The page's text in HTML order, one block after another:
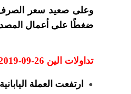
وعلى صعيد سعر الصرف،
ضغطًا على أعمال
تداولات الين 26-09-2019
ارتفعت العملة اليابانية 0.08% مقابل الدولارالأمريكي ليتداول عند 107.67 ين .